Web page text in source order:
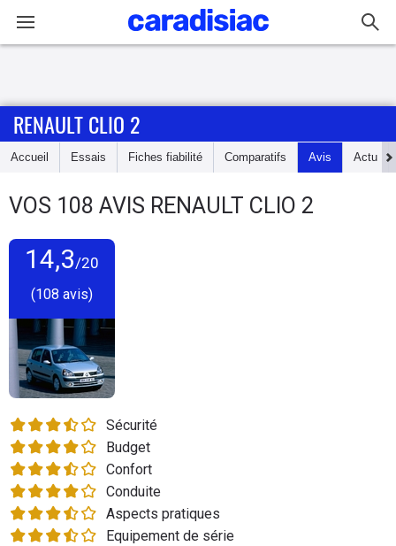
Accueil
Essais
Guide
Electriques
Utilitaires
Flottes
Auto
Services
Forum
RENAULT CLIO 2
Accueil Essais Fiches fiabilité Comparatifs Avis Actu
VOS 108 AVIS RENAULT CLIO 2
14,3/20
(108 avis)
Sécurité
Budget
Confort
Conduite
Aspects pratiques
Equipement de série